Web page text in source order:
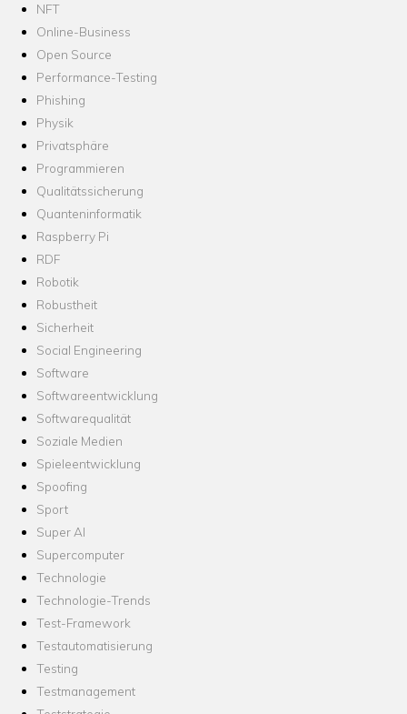
NFT
Online-Business
Open Source
Performance-Testing
Phishing
Physik
Privatsphäre
Programmieren
Qualitätssicherung
Quanteninformatik
Raspberry Pi
RDF
Robotik
Robustheit
Sicherheit
Social Engineering
Software
Softwareentwicklung
Softwarequalität
Soziale Medien
Spieleentwicklung
Spoofing
Sport
Super AI
Supercomputer
Technologie
Technologie-Trends
Test-Framework
Testautomatisierung
Testing
Testmanagement